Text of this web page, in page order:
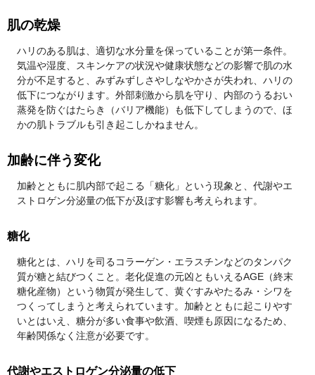
肌の乾燥
ハリのある肌は、適切な水分量を保っていることが第一条件。
気温や湿度、スキンケアの状況や健康状態などの影響で肌の水
分が不足すると、みずみずしさやしなやかさが失われ、ハリの
低下につながります。外部刺激から肌を守り、内部のうるおい
蒸発を防ぐはたらき（バリア機能）も低下してしまうので、ほ
かの肌トラブルも引き起こしかねません。
加齢に伴う変化
加齢とともに肌内部で起こる「糖化」という現象と、代謝やエ
ストロゲン分泌量の低下が及ぼす影響も考えられます。
糖化
糖化とは、ハリを司るコラーゲン・エラスチンなどのタンパク
質が糖と結びつくこと。老化促進の元凶ともいえるAGE（終末
糖化産物）という物質が発生して、黄ぐすみやたるみ・シワを
つくってしまうと考えられています。加齢とともに起こりやす
いとはいえ、糖分が多い食事や飲酒、喫煙も原因になるため、
年齢関係なく注意が必要です。
代謝やエストロゲン分泌量の低下